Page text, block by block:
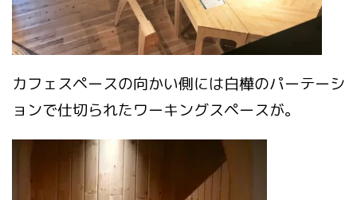
カフェスペースの向かい側には白樺のパーテーシ
ョンで仕切られたワーキングスペースが。